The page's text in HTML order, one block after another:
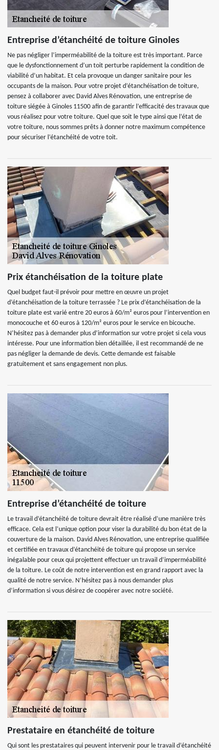
Entreprise d’étanchéité de toiture Ginoles
Ne pas négliger l’imperméabilité de la toiture est très important. Parce
que le dysfonctionnement d’un toit perturbe rapidement la condition de
viabilité d’un habitat. Et cela provoque un danger sanitaire pour les
occupants de la maison. Pour votre projet d’étanchéisation de toiture,
pensez à collaborer avec David Alves Rénovation, une entreprise de
toiture siégée à Ginoles 11500 afin de garantir l’efficacité des travaux que
vous réalisez pour votre toiture. Quel que soit le type ainsi que l’état de
votre toiture, nous sommes prêts à donner notre maximum compétence
pour sécuriser l’étanchéité de votre toit.
Prix étanchéisation de la toiture plate
Quel budget faut-il prévoir pour mettre en œuvre un projet
d’étanchéisation de la toiture terrassée ? Le prix d’étanchéisation de la
toiture plate est varié entre 20 euros à 60/m² euros pour l’intervention en
monocouche et 60 euros à 120/m² euros pour le service en bicouche.
N’hésitez pas à demander plus d’information sur votre projet si cela vous
intéresse. Pour une information bien détaillée, il est recommandé de ne
pas négliger la demande de devis. Cette demande est faisable
gratuitement et sans engagement non plus.
Entreprise d’étanchéité de toiture
Le travail d’étanchéité de toiture devrait être réalisé d’une manière très
efficace. Cela est l’unique option pour viser la durabilité du bon état de la
couverture de la maison. David Alves Rénovation, une entreprise qualifiée
et certifiée en travaux d’étanchéité de toiture qui propose un service
inégalable pour ceux qui projettent effectuer un travail d’imperméabilité
de la toiture. Le coût de notre intervention est en grand rapport avec la
qualité de notre service. N’hésitez pas à nous demander plus
d’information si vous désirez de coopérer avec notre société.
Prestataire en étanchéité de toiture
Qui sont les prestataires qui peuvent intervenir pour le travail d’étanchéité